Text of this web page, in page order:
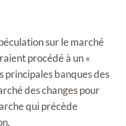
sur le marché
procédé à un «
principales banques des
des changes pour
qui précède